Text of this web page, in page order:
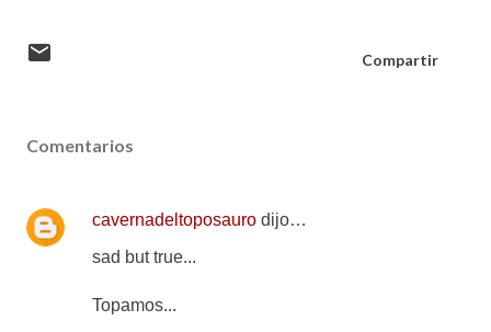
Compartir
Comentarios
cavernadeltoposauro dijo…
sad but true...
Topamos...